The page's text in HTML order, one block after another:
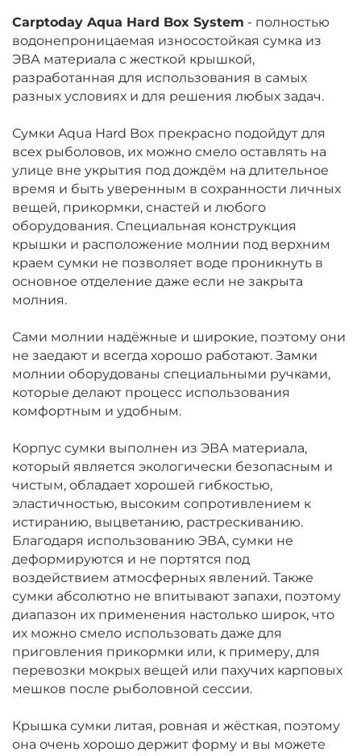
Carptoday Aqua Hard Box System - полностью
водонепроницаемая износостойкая сумка из
ЭВА материала с жесткой крышкой,
разработанная для использования в самых
разных условиях и для решения любых задач.
Сумки Aqua Hard Box прекрасно подойдут для
всех рыболовов, их можно смело оставлять на
улице вне укрытия под дождём на длительное
время и быть уверенным в сохранности личных
вещей, прикормки, снастей и любого
оборудования. Специальная конструкция
крышки и расположение молнии под верхним
краем сумки не позволяет воде проникнуть в
основное отделение даже если не закрыта
молния.
Сами молнии надёжные и широкие, поэтому они
не заедают и всегда хорошо работают. Замки
молнии оборудованы специальными ручками,
которые делают процесс использования
комфортным и удобным.
Корпус сумки выполнен из ЭВА материала,
который является экологически безопасным и
чистым, обладает хорошей гибкостью,
эластичностью, высоким сопротивлением к
истиранию, выцветанию, растрескиванию.
Благодаря использованию ЭВА, сумки не
деформируются и не портятся под
воздействием атмосферных явлений. Также
сумки абсолютно не впитывают запахи, поэтому
диапазон их применения настолько широк, что
их можно смело использовать даже для
приговления прикормки или, к примеру, для
перевозки мокрых вещей или пахучих карповых
мешков после рыболовной сессии.
Крышка сумки литая, ровная и жёсткая, поэтому
она очень хорошо держит форму и вы можете